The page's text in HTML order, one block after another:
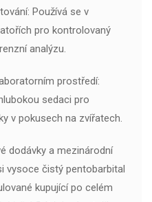
Používá se v
pro kontrolovaný
analýzu.
prostředí:
sedaci pro
v pokusech na zvířatech.
dodávky a mezinárodní
vysoce čistý pentobarbital
kupující po celém